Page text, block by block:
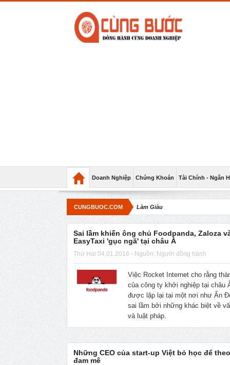
Doanh Nghiệp Chứng Khoán Tài Chính - Ngân
CUNGBUOC.COM Làm Giàu
Sai lầm khiến ông chủ Foodpanda, Zaloza
EasyTaxi 'gục ngã' tại châu Á
Thứ Hai 04.01.2016 - Nguồn: Người đồng hành
Việc Rocket Internet cho rằng
của công ty khởi nghiệp tại châu
được lặp lại tại một nơi như Ấn
sai lầm bởi những khác biệt về
và luật pháp.
Những CEO của start-up Việt bỏ học để
đam mê